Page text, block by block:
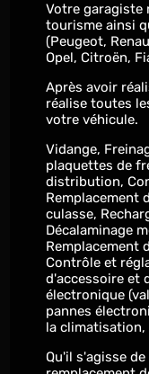
Votre garagiste
tourisme ainsi
(Peugeot,
Opel, Citroën,
Après avoir
réalise toutes
votre véhicule.
Vidange,
plaquettes de
distribution,
Remplacement
culasse,
Décalaminage
Remplacement
Contrôle et
d'accessoire et
électronique
pannes
la climatisation,
Qu'il s'agisse